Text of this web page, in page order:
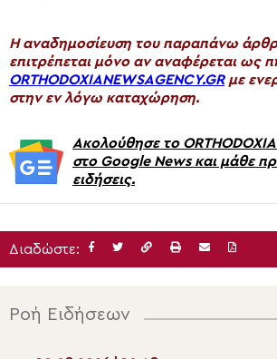
H αναδημοσίευση του παραπάνω
επιτρέπεται μόνο αν αναφέρεται ως
ORTHODOXIANEWSAGENCY.GRμε
στην εν λόγω καταχώρηση.
Ακολούθησε το
στο Google News και μάθε
ειδήσεις.
Διαδώστε:
Ροή Ειδήσεων